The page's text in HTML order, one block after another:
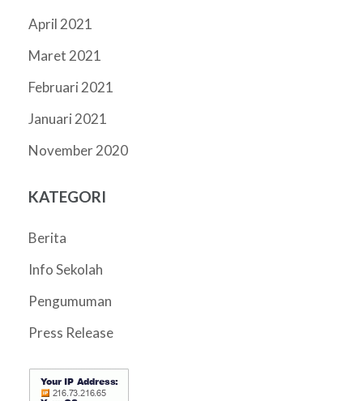
April 2021
Maret 2021
Februari 2021
Januari 2021
November 2020
KATEGORI
Berita
Info Sekolah
Pengumuman
Press Release